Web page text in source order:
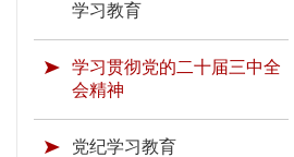
学习教育
学习贯彻党的二十届三中全
会精神
党纪学习教育